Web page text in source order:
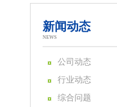
新闻动态
NEWS
公司动态
行业动态
综合问题